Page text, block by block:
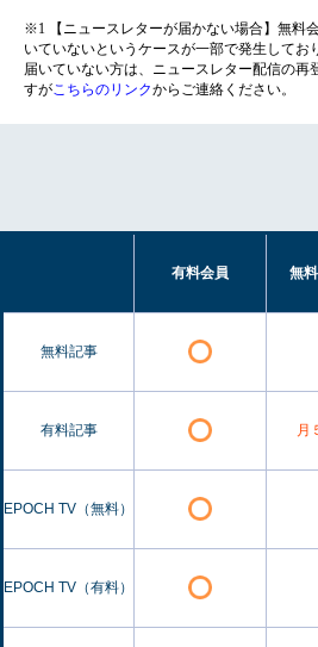
※1 【ニュースレターが届かない場合】無料
いていないというケースが一部で発生してお
届いていない方は、ニュースレター配信の再
すがこちらのリンクからご連絡ください。
有料会員 無
無料記事
有料記事 月
EPOCH TV（無料）
EPOCH TV（有料）